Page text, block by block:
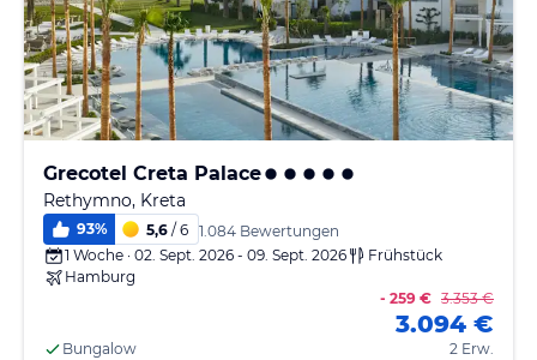
Grecotel Creta Palace
Rethymno, Kreta
93% 5,6 / 6 1.084 Bewertungen
1 Woche · 02. Sept. 2026 - 09. Sept. 2026
Frühstück
Hamburg
Bungalow
- 259 € 3.353 €
3.094 €
2 Erw.